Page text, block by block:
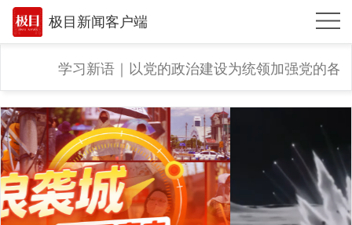
极目新闻客户端
体育
观点
时政
湖北
武汉